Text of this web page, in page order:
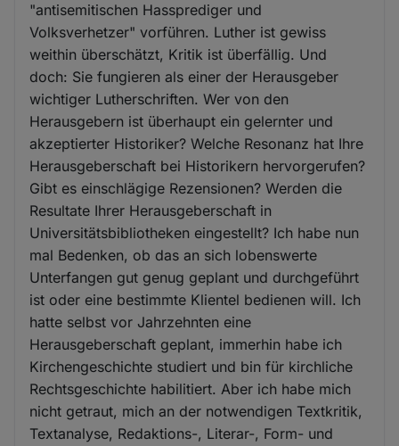
"antisemitischen Hassprediger und
Volksverhetzer" vorführen. Luther ist gewiss
weithin überschätzt, Kritik ist überfällig. Und
doch: Sie fungieren als einer der Herausgeber
wichtiger Lutherschriften. Wer von den
Herausgebern ist überhaupt ein gelernter und
akzeptierter Historiker? Welche Resonanz hat Ihre
Herausgeberschaft bei Historikern hervorgerufen?
Gibt es einschlägige Rezensionen? Werden die
Resultate Ihrer Herausgeberschaft in
Universitätsbibliotheken eingestellt? Ich habe nun
mal Bedenken, ob das an sich lobenswerte
Unterfangen gut genug geplant und durchgeführt
ist oder eine bestimmte Klientel bedienen will. Ich
hatte selbst vor Jahrzehnten eine
Herausgeberschaft geplant, immerhin habe ich
Kirchengeschichte studiert und bin für kirchliche
Rechtsgeschichte habilitiert. Aber ich habe mich
nicht getraut, mich an der notwendigen Textkritik,
Textanalyse, Redaktions-, Literar-, Form- und